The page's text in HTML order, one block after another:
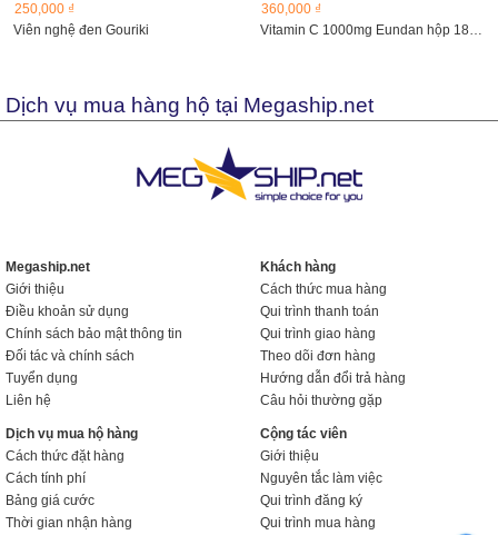
250,000 ₫
Viên nghệ đen Gouriki
360,000 ₫
Vitamin C 1000mg Eundan hộp 180 viên
Dịch vụ mua hàng hộ tại Megaship.net
Megaship.net
Giới thiệu
Điều khoản sử dụng
Chính sách bảo mật thông tin
Đối tác và chính sách
Tuyển dụng
Liên hệ
Khách hàng
Cách thức mua hàng
Qui trình thanh toán
Qui trình giao hàng
Theo dõi đơn hàng
Hướng dẫn đổi trả hàng
Câu hỏi thường gặp
Dịch vụ mua hộ hàng
Cách thức đặt hàng
Cách tính phí
Bảng giá cước
Thời gian nhận hàng
Cộng tác viên
Giới thiệu
Nguyên tắc làm việc
Qui trình đăng ký
Qui trình mua hàng